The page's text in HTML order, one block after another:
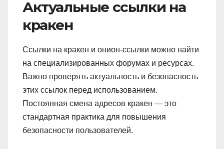
Актуальные ссылки на
кракен
Ссылки на кракен и онион-ссылки можно найти
на специализированных форумах и ресурсах.
Важно проверять актуальность и безопасность
этих ссылок перед использованием.
Постоянная смена адресов кракен — это
стандартная практика для повышения
безопасности пользователей.